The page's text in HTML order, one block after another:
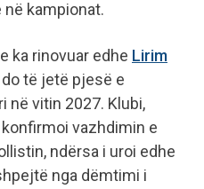
kampionat.
ka rinovuar edhe Lirim
të jetë pjesë e
në vitin 2027. Klubi,
vazhdimin e
ndërsa i uroi edhe
nga dëmtimi i